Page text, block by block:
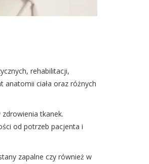
rehabilitacji,
anatomii ciała oraz różnych
tkanek.
od potrzeb pacjenta i
zapalne czy również w